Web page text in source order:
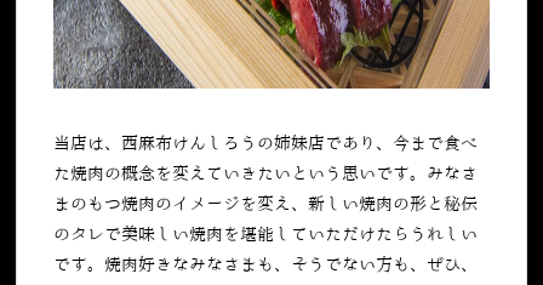
当店は、 西麻布けんしろうの姉妹店であり、今まで食べ
た焼肉の概念を変えていきたいという思いです。みなさ
まのもつ焼肉のイメージを変え、新しい焼肉の形と秘伝
のタレで美味しい焼肉を堪能していただけたらうれしい
です。焼肉好きなみなさまも、そうでない方も、ぜひ、